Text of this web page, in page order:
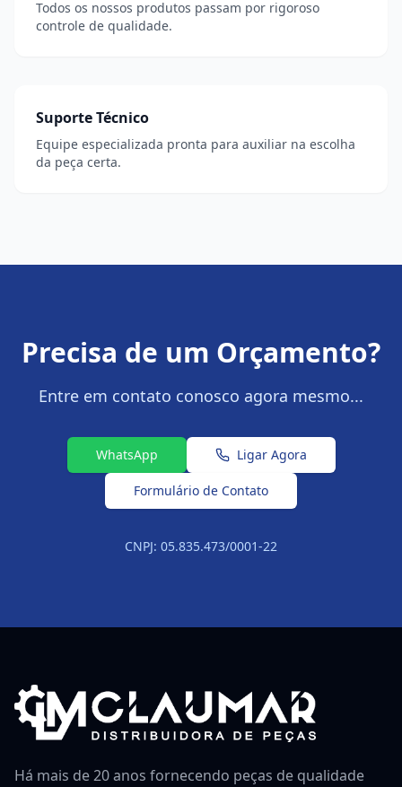
Todos os nossos produtos passam por rigoroso
controle de qualidade.
Suporte Técnico
Equipe especializada pronta para auxiliar na escolha
da peça certa.
Precisa de um Orçamento?
Entre em contato conosco agora mesmo...
WhatsApp Ligar Agora
Formulário de Contato
CNPJ: 05.835.473/0001-22
Há mais de 20 anos fornecendo peças de qualidade